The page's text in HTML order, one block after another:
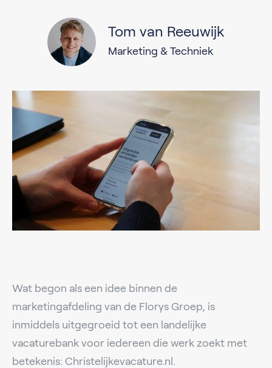
Tom van Reeuwijk
Marketing & Techniek
Wat begon als een idee binnen de
marketingafdeling van de Florys Groep, is
inmiddels uitgegroeid tot een landelijke
vacaturebank voor iedereen die werk zoekt met
betekenis: Christelijkevacature.nl.